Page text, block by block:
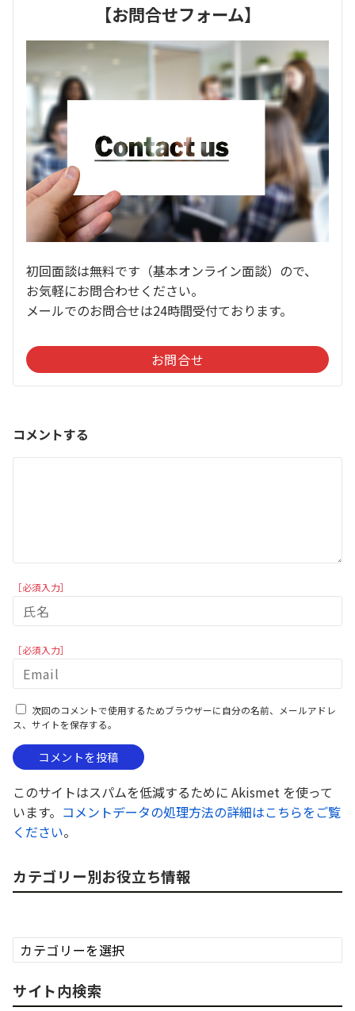
【お問合せフォーム】
初回面談は無料です（基本オンライン面談）ので、
お気軽にお問合わせください。
メールでのお問合せは24時間受付ております。
お問合せ
コメントする
［必須入力］
［必須入力］
次回のコメントで使用するためブラウザーに自分の名前、メールアドレ
ス、サイトを保存する。
このサイトはスパムを低減するために Akismet を使って
います。 コメントデータの処理方法の詳細はこちらをご覧
ください。
カテゴリー別お役立ち情報
カ
テ
リ
サイト内検索